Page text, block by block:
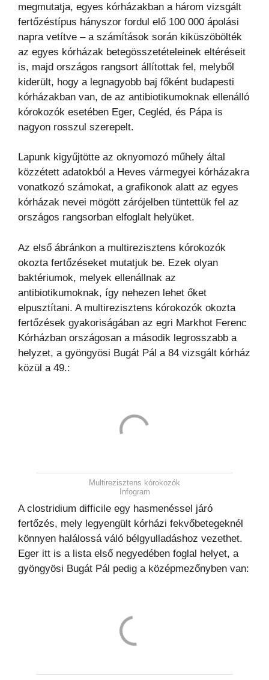
megmutatja, egyes kórházakban a három vizsgált
fertőzéstípus hányszor fordul elő 100 000 ápolási
napra vetítve – a számítások során kiküszöbölték
az egyes kórházak betegösszetételeinek eltéréseit
is, majd országos rangsort állítottak fel, melyből
kiderült, hogy a legnagyobb baj főként budapesti
kórházakban van, de az antibiotikumoknak ellenálló
kórokozók esetében Eger, Cegléd, és Pápa is
nagyon rosszul szerepelt.
Lapunk kigyűjtötte az oknyomozó műhely által
közzétett adatokból a Heves vármegyei kórházakra
vonatkozó számokat, a grafikonok alatt az egyes
kórházak nevei mögött zárójelben tüntettük fel az
országos rangsorban elfoglalt helyüket.
Az első ábránkon a multirezisztens kórokozók
okozta fertőzéseket mutatjuk be. Ezek olyan
baktériumok, melyek ellenállnak az
antibiotikumoknak, így nehezen lehet őket
elpusztítani. A multirezisztens kórokozók okozta
fertőzések gyakoriságában az egri Markhot Ferenc
Kórházban országosan a második legrosszabb a
helyzet, a gyöngyösi Bugát Pál a 84 vizsgált kórház
közül a 49.:
Multirezisztens kórokozók
Infogram
A clostridium difficile egy hasmenéssel járó
fertőzés, mely legyengült kórházi fekvőbetegeknél
könnyen halálossá váló bélgyulladáshoz vezethet.
Eger itt is a lista első negyedében foglal helyet, a
gyöngyösi Bugát Pál pedig a középmezőnyben van: